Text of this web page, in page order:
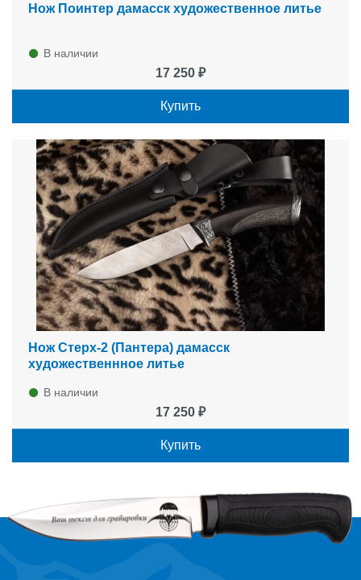
Нож Поинтер дамасск художественное литье
В наличии
17 250 ₽
Купить
Нож Стерх-2 (Пантера) дамасск
художественнное литье
В наличии
17 250 ₽
Купить